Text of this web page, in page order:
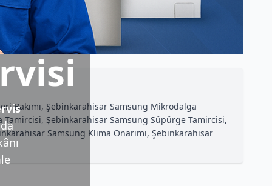
Bakımı, Şebinkarahisar Samsung Mikrodalga
Tamircisi, Şebinkarahisar Samsung Süpürge Tamircisi,
Samsung Klima Onarımı, Şebinkarahisar